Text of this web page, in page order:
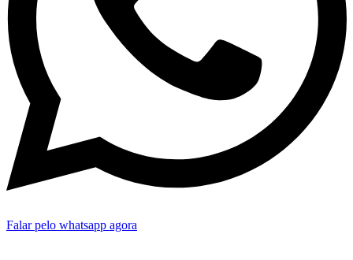
Falar pelo whatsapp agora